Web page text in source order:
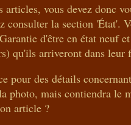
vous devez donc
consulter la section 'État'.
d'être en état neuf
qu'ils arriveront dans leur
pour des détails
photo, mais contiendra le
article ?